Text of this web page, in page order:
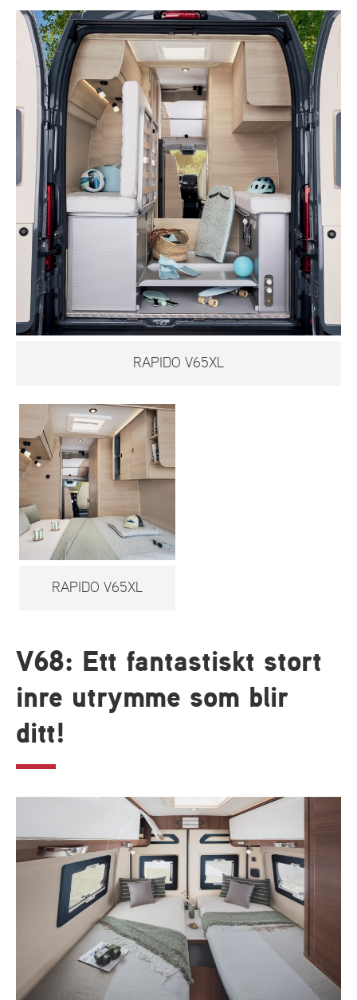
RAPIDO V65XL
RAPIDO V65XL
V68: Ett fantastiskt stort
inre utrymme som blir
ditt!